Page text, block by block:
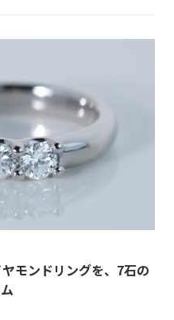
モンドリングを、7石の